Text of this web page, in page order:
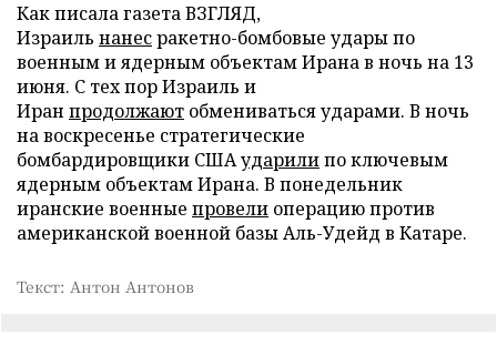
Как писала газета ВЗГЛЯД,
Израиль нанесракетно-бомбовые удары по
военным и ядерным объектам Ирана в ночь на 13
июня. С тех пор Израиль и
Иран продолжают обмениваться ударами. В ночь
на воскресенье стратегические
бомбардировщики СШАударилипо ключевым
ядерным объектам Ирана. В понедельник
иранские военные провели операцию против
американской военной базы Аль-Удейд в Катаре.
Текст: Антон Антонов